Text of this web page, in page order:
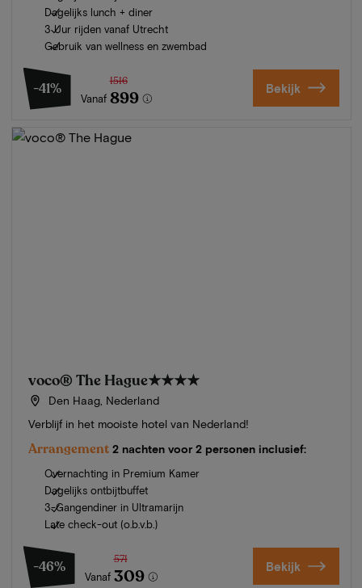
Dagelijks lunch + diner
3 Uur rijden vanaf Utrecht
Gebruik van wellness en zwembad
-41%
Vanaf
1516
899 Bekijk
voco® The Hague★★★★
Den Haag, Nederland
Verblijf in het mooiste hotel van Nederland!
Arrangement 2 nachten voor 2 personen inclusief:
Overnachting in Premium Kamer
Dagelijks ontbijtbuffet
3-Gangendiner in Ultramarijn
Late check-out (o.b.v.b.)
-46%
Vanaf
571
309 Bekijk